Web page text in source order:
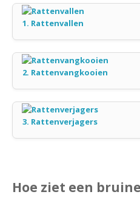
1. Rattenvallen
2. Rattenvangkooien
3. Rattenverjagers
Hoe ziet een